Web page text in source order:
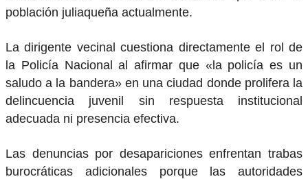
población juliaqueña actualmente.
La dirigente vecinal cuestiona directamente el rol de
la Policía Nacional al afirmar que «la policía es un
saludo a la bandera» en una ciudad donde prolifera la
delincuencia juvenil sin respuesta institucional
adecuada ni presencia efectiva.
Las denuncias por desapariciones enfrentan trabas
burocráticas adicionales porque las autoridades